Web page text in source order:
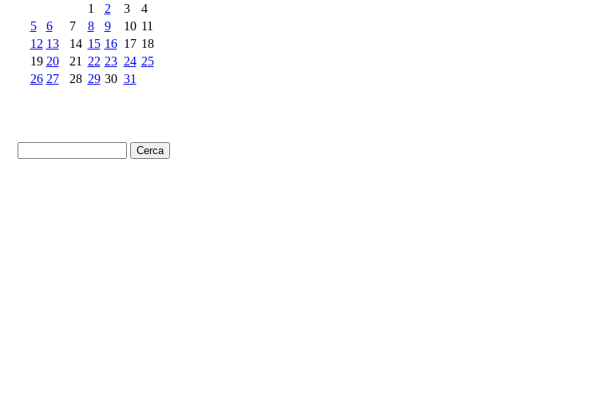
1
2 3
4
5
6 7 8 9 10 11
12 13 14 15 16 17 18
19 20 21 22 23 24 25
26 27 28 29 30 31